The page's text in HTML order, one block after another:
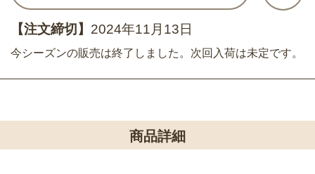
【注文締切】 2024年11月13日
今シーズンの販売は終了しました。次回入荷は未定です。
商品詳細